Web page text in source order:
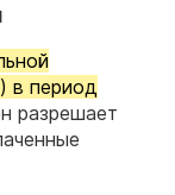
в период
разрешает